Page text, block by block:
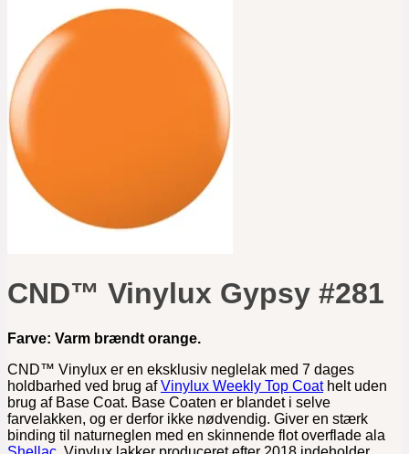
CND™ Vinylux Gypsy #281
Farve: Varm brændt orange.
CND™ Vinylux er en eksklusiv neglelak med 7 dages
holdbarhed ved brug afVinylux Weekly Top Coathelt uden
brug af Base Coat. Base Coaten er blandet i selve
farvelakken, og er derfor ikke nødvendig. Giver en stærk
binding til naturneglen med en skinnende flot overflade ala